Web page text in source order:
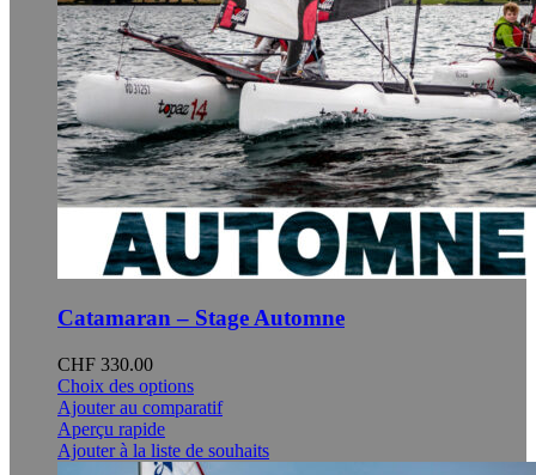
Catamaran – Stage Automne
CHF 330.00
Choix des optionsCe
produit
plusieurs
variations.
Ajouter au comparatif
Aperçu rapide
Ajouter à la liste de souhaits